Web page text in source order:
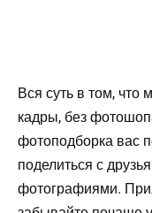
Вся суть в том,
кадры, без
фотоподборка вас
поделиться с
фотографиями.